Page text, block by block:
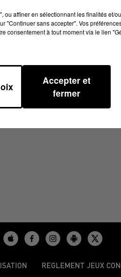
REGLEMENT JEUX
ou affiner en sélectionnant les finalités et/
"Continuer sans accepter". Vos
consentement à tout moment via le lien
Accepter et
fermer